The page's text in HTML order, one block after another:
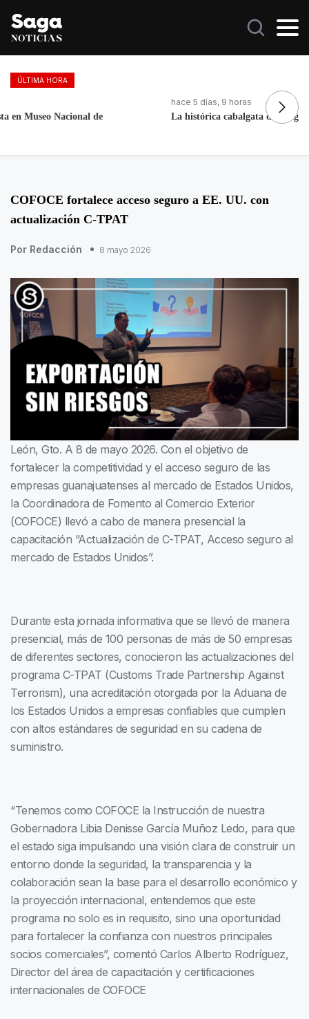
ÚLTIMA HORA
La histórica cabalgata de Chignahuapan en Puebla
COFOCE fortalece acceso seguro a EE. UU. con
actualización C-TPAT
Por Redacción 8 mayo 2026
León, Gto. A 8 de mayo 2026. Con el objetivo de
fortalecer la competitividad y el acceso seguro de las
empresas guanajuatenses al mercado de Estados Unidos,
la Coordinadora de Fomento al Comercio Exterior
(COFOCE) llevó a cabo de manera presencial la
capacitación “Actualización de C-TPAT, Acceso seguro al
mercado de Estados Unidos”.
Durante esta jornada informativa que se llevó de manera
presencial, más de 100 personas de más de 50 empresas
de diferentes sectores, conocieron las actualizaciones del
programa C-TPAT (Customs Trade Partnership Against
Terrorism), una acreditación otorgada por la Aduana de
los Estados Unidos a empresas confiables que cumplen
con altos estándares de seguridad en su cadena de
suministro.
“Tenemos como COFOCE la Instrucción de nuestra
Gobernadora Libia Denisse García Muñoz Ledo, para que
el estado siga impulsando una visión clara de construir un
entorno donde la seguridad, la transparencia y la
colaboración sean la base para el desarrollo económico y
la proyección internacional, entendemos que este
programa no solo es in requisito, sino una oportunidad
para fortalecer la confianza con nuestros principales
socios comerciales”, comentó Carlos Alberto Rodríguez,
Director del área de capacitación y certificaciones
internacionales de COFOCE